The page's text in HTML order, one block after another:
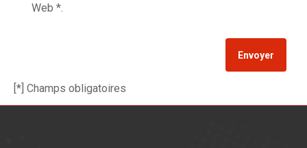
Web *.
[*] Champs obligatoires